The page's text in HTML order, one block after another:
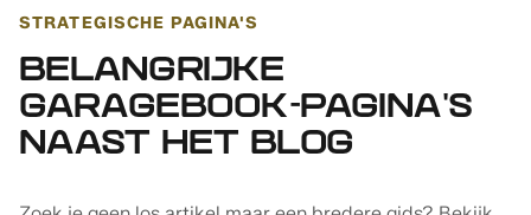
STRATEGISCHE PAGINA'S
BELANGRIJKE
GARAGEBOOK-PAGINA'S
NAAST HET BLOG